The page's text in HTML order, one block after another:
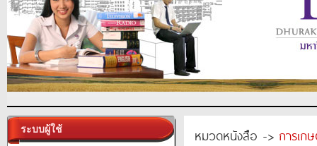
ระบบผู้ใช้ หมวดหนังสือ -> การเก